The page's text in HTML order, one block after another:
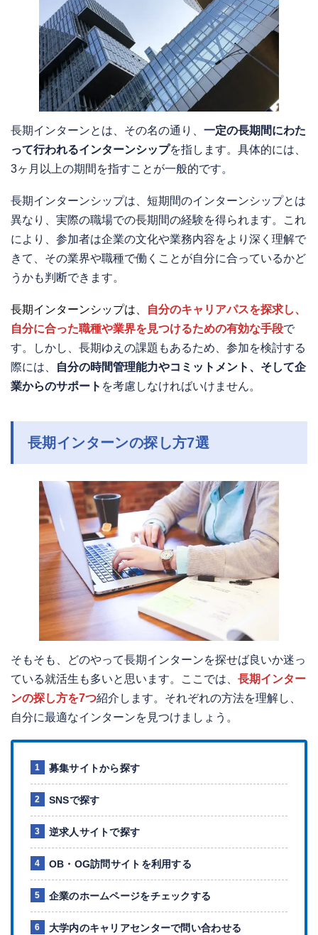
長期インターンとは、その名の通り、 一定の長期間にわた
って行われるインターンシップを指します。具体的には、
3ヶ月以上の期間を指すことが一般的です。
長期インターンシップは、短期間のインターンシップとは
異なり、実際の職場での長期間の経験を得られます。これ
により、参加者は企業の文化や業務内容をより深く理解で
きて、その業界や職種で働くことが自分に合っているかど
うかも判断できます。
長期インターンシップは、
自分のキャリアパスを探求し、
自分に合った職種や業界を見つけるための有効な手段で
す。しかし、長期ゆえの課題もあるため、参加を検討する
際には、
自分の時間管理能力やコミットメント、そして企
業からのサポート を考慮しなければいけません。
長期インターンの探し方7選
そもそも、どのやって長期インターンを探せば良いか迷っ
ている就活生も多いと思います。ここでは、 長期インター
ンの探し方を7つ紹介します。それぞれの方法を理解し、
自分に最適なインターンを見つけましょう。
募集サイトから探す
SNSで探す
逆求人サイトで探す
OB・OG訪問サイトを利用する
企業のホームページをチェックする
大学内のキャリアセンターで問い合わせる